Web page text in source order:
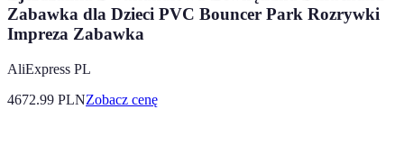
Zabawka dla Dzieci PVC Bouncer Park Rozrywki
Impreza Zabawka
AliExpress PL
4672.99 PLNZobacz cenę